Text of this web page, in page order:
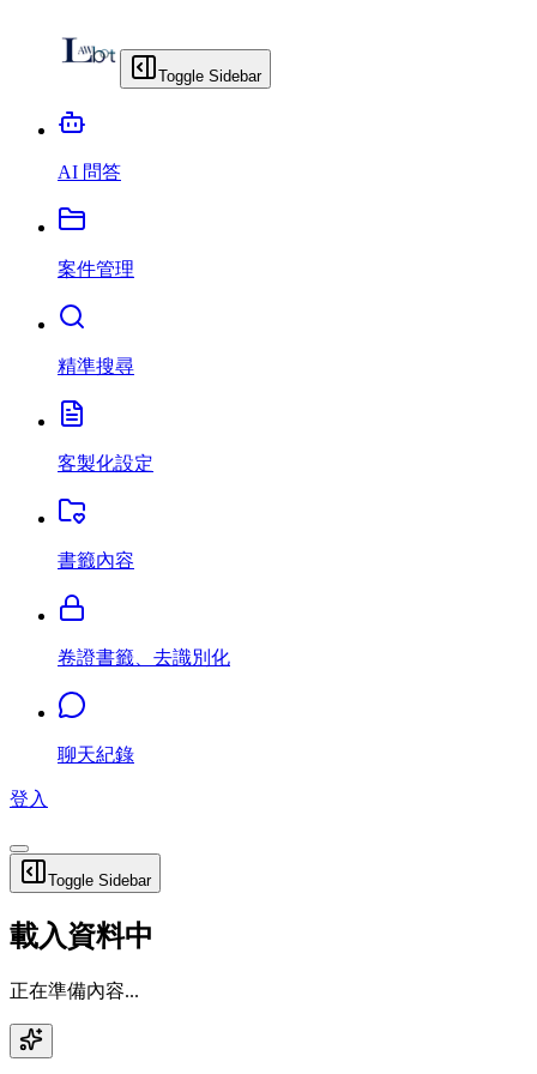
Toggle Sidebar
AI 問答
案件管理
精準搜尋
客製化設定
書籤內容
卷證書籤、去識別化
聊天紀錄
登入
Toggle Sidebar
載入資料中
正在準備內容...